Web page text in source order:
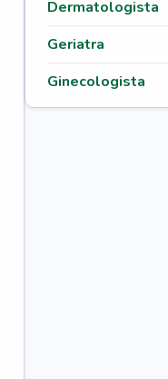
Dermatologista
Geriatra
Ginecologista